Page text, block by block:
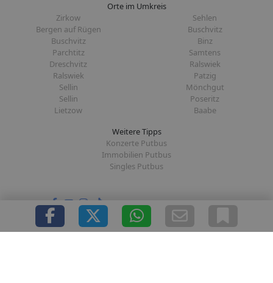
Orte im Umkreis
Zirkow
Sehlen
Bergen auf Rügen
Buschvitz
Buschvitz
Binz
Parchtitz
Samtens
Dreschvitz
Ralswiek
Ralswiek
Patzig
Sellin
Mönchgut
Sellin
Poseritz
Lietzow
Baabe
Weitere Tipps
Konzerte Putbus
Immobilien Putbus
Singles Putbus